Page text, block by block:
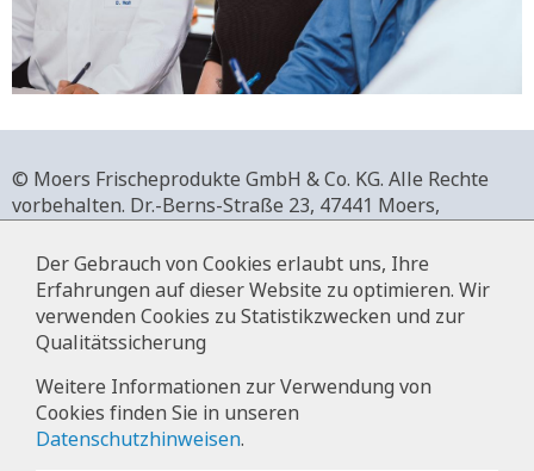
© Moers Frischeprodukte GmbH & Co. KG. Alle Rechte
vorbehalten. Dr.-Berns-Straße 23, 47441 Moers,
+49 2841 911-0,www.moers-frischeprodukte.de
Impressum
Datenschutz
Der Gebrauch von Cookies erlaubt uns, Ihre
Erfahrungen auf dieser Website zu optimieren. Wir
verwenden Cookies zu Statistikzwecken und zur
Qualitätssicherung
Weitere Informationen zur Verwendung von
Cookies finden Sie in unseren
Datenschutzhinweisen.